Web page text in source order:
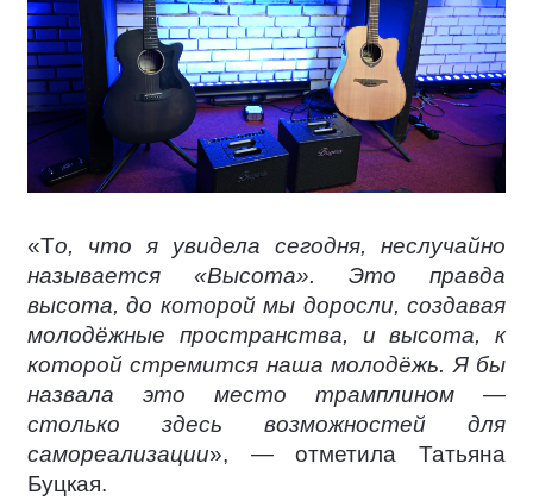
«То, что я увидела сегодня, неслучайно
называется «Высота». Это правда
высота, до которой мы доросли, создавая
молодёжные пространства, и высота, к
которой стремится наша молодёжь. Я бы
назвала это место трамплином —
столько здесь возможностей для
самореализации», — отметила Татьяна
Буцкая.